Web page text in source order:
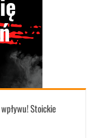
Stoickie